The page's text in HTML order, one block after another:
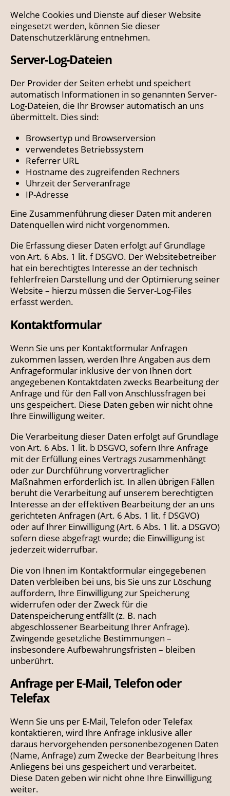
Welche Cookies und Dienste auf dieser Website
eingesetzt werden, können Sie dieser
Datenschutzerklärung entnehmen.
Server-Log-Dateien
Der Provider der Seiten erhebt und speichert
automatisch Informationen in so genannten Server-
Log-Dateien, die Ihr Browser automatisch an uns
übermittelt. Dies sind:
Browsertyp und Browserversion
verwendetes Betriebssystem
Referrer URL
Hostname des zugreifenden Rechners
Uhrzeit der Serveranfrage
IP-Adresse
Eine Zusammenführung dieser Daten mit anderen
Datenquellen wird nicht vorgenommen.
Die Erfassung dieser Daten erfolgt auf Grundlage
von Art. 6 Abs. 1 lit. f DSGVO. Der Websitebetreiber
hat ein berechtigtes Interesse an der technisch
fehlerfreien Darstellung und der Optimierung seiner
Website – hierzu müssen die Server-Log-Files
erfasst werden.
Kontaktformular
Wenn Sie uns per Kontaktformular Anfragen
zukommen lassen, werden Ihre Angaben aus dem
Anfrageformular inklusive der von Ihnen dort
angegebenen Kontaktdaten zwecks Bearbeitung der
Anfrage und für den Fall von Anschlussfragen bei
uns gespeichert. Diese Daten geben wir nicht ohne
Ihre Einwilligung weiter.
Die Verarbeitung dieser Daten erfolgt auf Grundlage
von Art. 6 Abs. 1 lit. b DSGVO, sofern Ihre Anfrage
mit der Erfüllung eines Vertrags zusammenhängt
oder zur Durchführung vorvertraglicher
Maßnahmen erforderlich ist. In allen übrigen Fällen
beruht die Verarbeitung auf unserem berechtigten
Interesse an der effektiven Bearbeitung der an uns
gerichteten Anfragen (Art. 6 Abs. 1 lit. f DSGVO)
oder auf Ihrer Einwilligung (Art. 6 Abs. 1 lit. a DSGVO)
sofern diese abgefragt wurde; die Einwilligung ist
jederzeit widerrufbar.
Die von Ihnen im Kontaktformular eingegebenen
Daten verbleiben bei uns, bis Sie uns zur Löschung
auffordern, Ihre Einwilligung zur Speicherung
widerrufen oder der Zweck für die
Datenspeicherung entfällt (z. B. nach
abgeschlossener Bearbeitung Ihrer Anfrage).
Zwingende gesetzliche Bestimmungen –
insbesondere Aufbewahrungsfristen – bleiben
unberührt.
Anfrage per E-Mail, Telefon oder
Telefax
Wenn Sie uns per E-Mail, Telefon oder Telefax
kontaktieren, wird Ihre Anfrage inklusive aller
daraus hervorgehenden personenbezogenen Daten
(Name, Anfrage) zum Zwecke der Bearbeitung Ihres
Anliegens bei uns gespeichert und verarbeitet.
Diese Daten geben wir nicht ohne Ihre Einwilligung
weiter.